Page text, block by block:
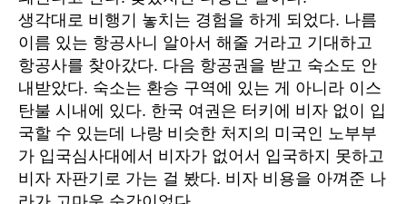
생각대로 비행기 놓치는 경험을 하게 되었다. 나름
이름 있는 항공사니 알아서 해줄 거라고 기대하고
항공사를 찾아갔다. 다음 항공권을 받고 숙소도 안
내받았다. 숙소는 환승 구역에 있는 게 아니라 이스
탄불 시내에 있다. 한국 여권은 터키에 비자 없이 입
국할 수 있는데 나랑 비슷한 처지의 미국인 노부부
가 입국심사대에서 비자가 없어서 입국하지 못하고
비자 자판기로 가는 걸 봤다. 비자 비용을 아껴준 나